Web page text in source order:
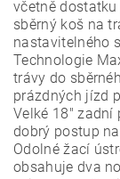
včetně
sběrný koš na
nastavitelného
Technologie
trávy do
prázdných jízd
Velké 18"
dobrý postup
Odolné žací
obsahuje dva